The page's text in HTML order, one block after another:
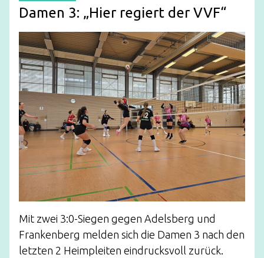
Damen 3: „Hier regiert der VVF“
Mit zwei 3:0-Siegen gegen Adelsberg und
Frankenberg melden sich die Damen 3 nach den
letzten 2 Heimpleiten eindrucksvoll zurück.